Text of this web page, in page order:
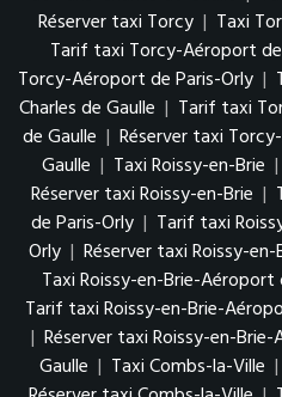
Réserver taxi Torcy | Taxi
Tarif taxi Torcy-Aéroport
Torcy-Aéroport de Paris-Orly |
Charles de Gaulle | Tarif taxi
de Gaulle | Réserver taxi
Gaulle | Taxi Roissy-en-Brie |
Réserver taxi Roissy-en-Brie |
de Paris-Orly | Tarif taxi
Orly | Réserver taxi Roissy-
Taxi Roissy-en-Brie-Aéroport
Tarif taxi Roissy-en-Brie-
| Réserver taxi Roissy-en-
Gaulle | Taxi Combs-la-Ville |